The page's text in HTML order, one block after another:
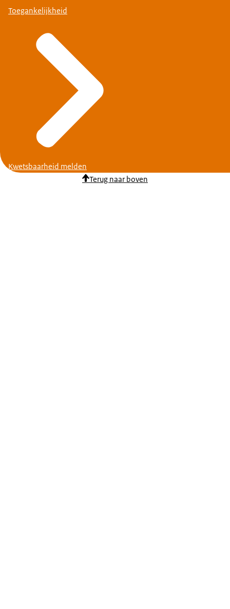
Toegankelijkheid
Kwetsbaarheid melden
Terug naar boven